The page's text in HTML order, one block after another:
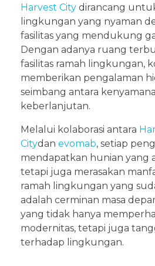
Harvest City dirancang
lingkungan yang nyaman
fasilitas yang mendukung
Dengan adanya ruang
fasilitas ramah lingkungan,
memberikan pengalaman
seimbang antara
keberlanjutan.
Melalui kolaborasi antara
Citydan evomab, setiap
mendapatkan hunian yang
tetapi juga merasakan
ramah lingkungan yang
adalah cerminan masa
yang tidak hanya
modernitas, tetapi juga
terhadap lingkungan.